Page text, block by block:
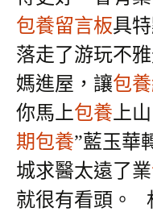
包養留言板具
落走了游玩不
媽進屋，讓包
你馬上包養 上
期包養”藍玉華
城求醫太遠了業
就很有看頭。